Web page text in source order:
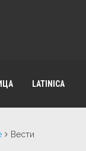
LATINICA
Вести